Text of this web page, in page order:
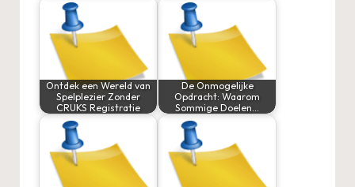
Ontdek een Wereld van
Spelplezier Zonder
CRUKS Registratie
De Onmogelijke
Opdracht: Waarom
Sommige Doelen…